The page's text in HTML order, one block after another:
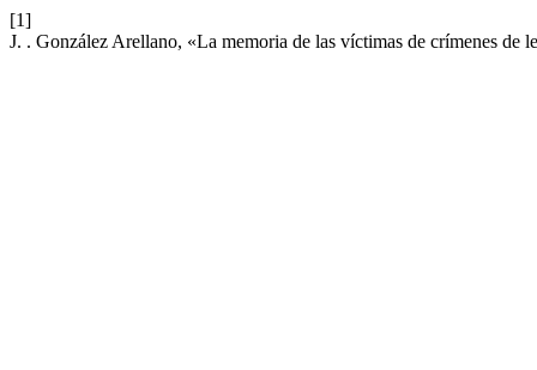
[1]
J. . González Arellano, «La memoria de las víctimas de crímenes de